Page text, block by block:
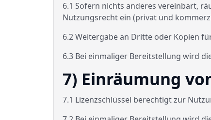
6.1 Sofern nichts anderes vereinbart,
Nutzungsrecht ein (privat und
6.2 Weitergabe an Dritte oder Kopien
6.3 Bei einmaliger Bereitstellung wird
7) Einräumung
7.1 Lizenzschlüssel berechtigt zur